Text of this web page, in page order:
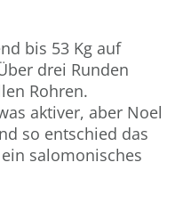
bis 53 Kg auf
drei Runden
Rohren.
aktiver, aber Noel
so entschied das
salomonisches